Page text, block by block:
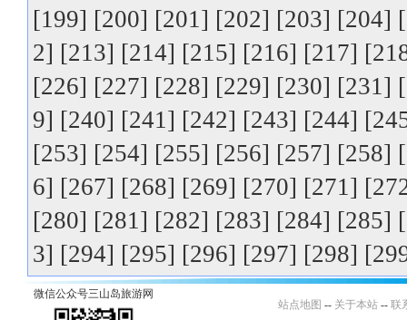
[199] [200] [201] [202] [203] [204]
2] [213] [214] [215] [216] [217]
[226] [227] [228] [229] [230] [231]
9] [240] [241] [242] [243] [244]
[253] [254] [255] [256] [257] [258]
6] [267] [268] [269] [270] [271]
[280] [281] [282] [283] [284] [285]
3] [294] [295] [296] [297] [298]
微信公众号三山岛旅游网
站点地图 -- 关于本站 -- 联